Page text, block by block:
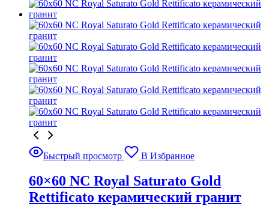
Быстрый просмотр В Избранное
60×60 NC Royal Saturato Gold
Rettificato керамический гранит